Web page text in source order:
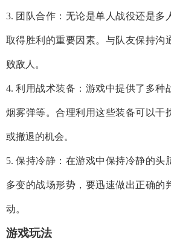
3. 团队合作：无论是单人战役还是多
取得胜利的重要因素。与队友保持沟
败敌人。
4. 利用战术装备：游戏中提供了多种
烟雾弹等。合理利用这些装备可以干
或撤退的机会。
5. 保持冷静：在游戏中保持冷静的头
多变的战场形势，要迅速做出正确的
动。
游戏玩法